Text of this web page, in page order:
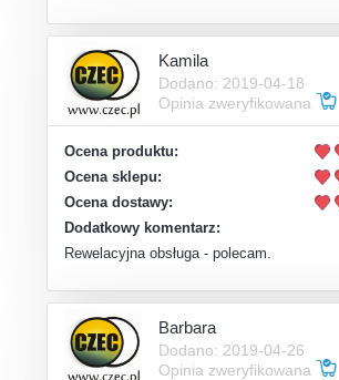
Kamila
Dodano: 2019-04-18
Opinia zweryfikowana
Ocena produktu:
Ocena sklepu:
Ocena dostawy:
Dodatkowy komentarz:
Rewelacyjna obsługa - polecam.
Barbara
Dodano: 2019-04-26
Opinia zweryfikowana